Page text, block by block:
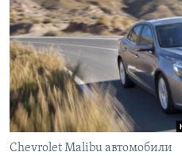
Chevrolet Malibu автомобили